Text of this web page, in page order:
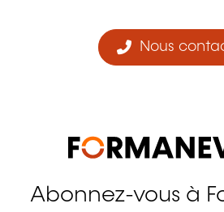
Nous
Abonnez-vous à